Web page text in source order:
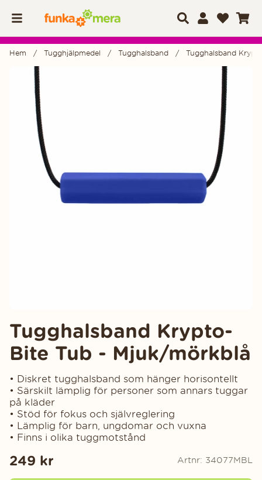
Hem Tugghjälpmedel Tugghalsband Tugghalsband
Produktbilder
Tugghalsband Krypto-
Bite Tub - Mjuk/mörkblå
• Diskret tugghalsband som hänger horisontellt
• Särskilt lämplig för personer som annars tuggar
på kläder
• Stöd för fokus och självreglering
• Lämplig för barn, ungdomar och vuxna
• Finns i olika tuggmotstånd
249 kr Artnr: 34077MBL